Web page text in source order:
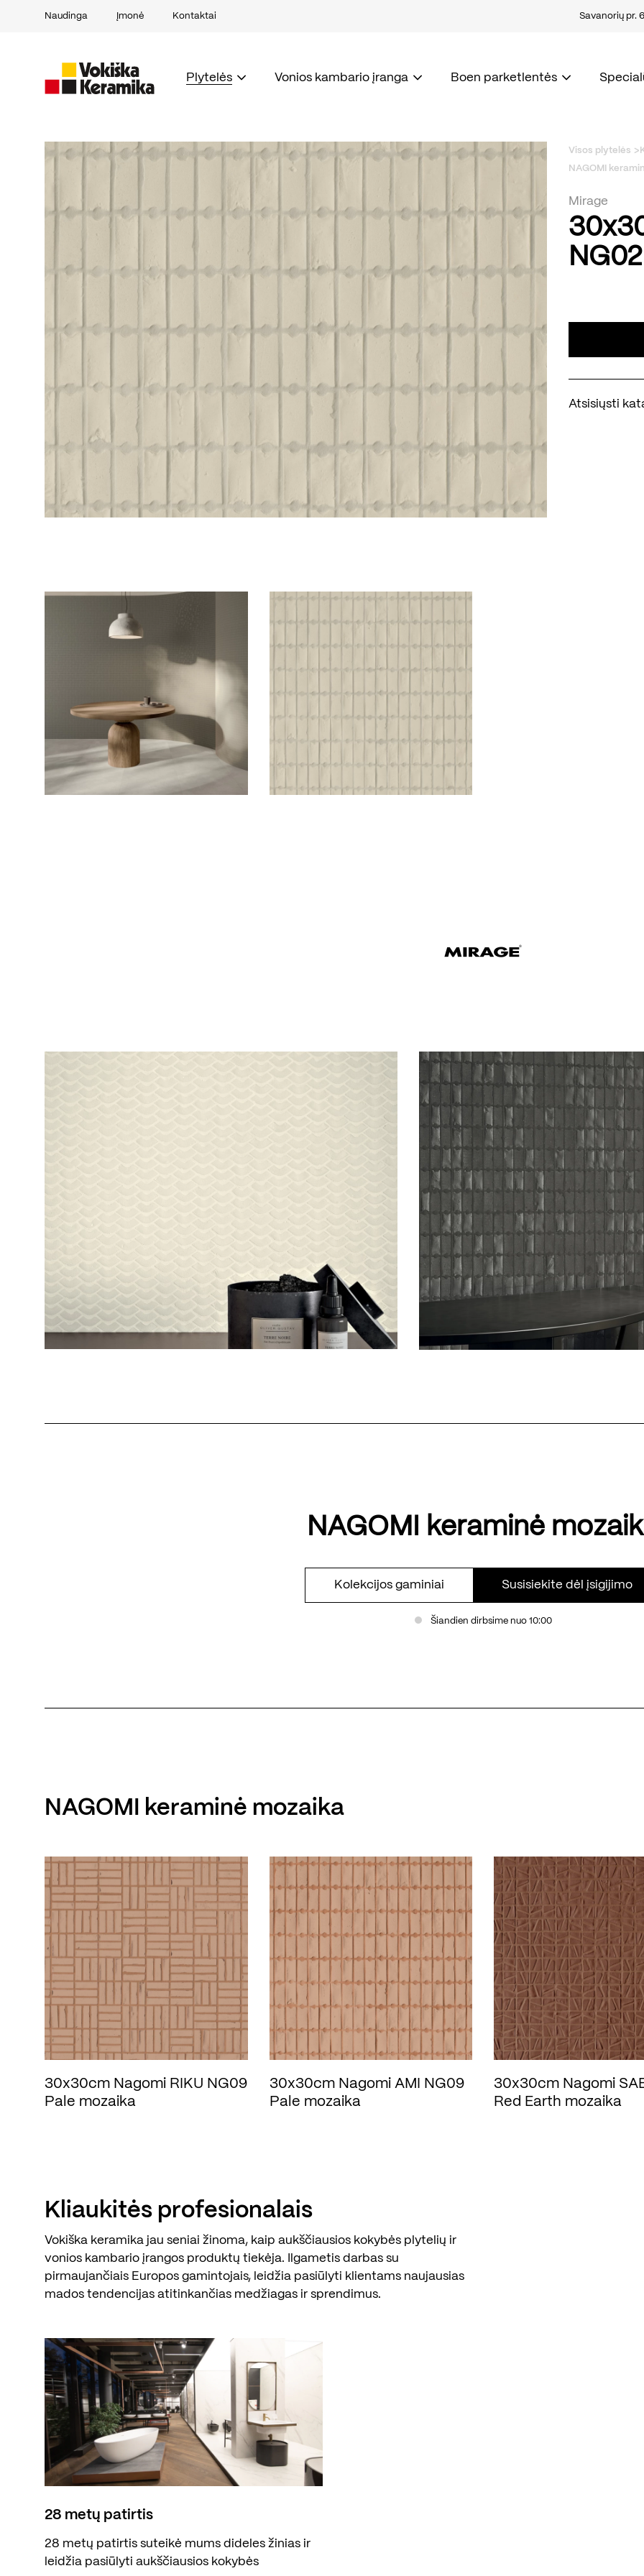
Naudinga Įmonė Kontaktai Savanorių pr.
Plytelės Vonios kambario įranga Boen parketlentės
Visos plytelės
NAGOMI
Mirage
Atsisiųsti
NAGOMI keraminė
Kolekcijos gaminiai Susisiekite dėl įsigijimo
Šiandien dirbsime nuo 10:00
NAGOMI keraminė mozaika
30x30cm Nagomi RIKU NG09
Pale mozaika
30x30cm Nagomi AMI NG09
Pale mozaika
30x30cm Nagomi
Red Earth mozaika
Kliaukitės profesionalais
Vokiška keramika jau seniai žinoma, kaip aukščiausios kokybės plytelių ir
vonios kambario įrangos produktų tiekėja. Ilgametis darbas su
pirmaujančiais Europos gamintojais, leidžia pasiūlyti klientams naujausias
mados tendencijas atitinkančias medžiagas ir sprendimus.
28 metų patirtis
28 metų patirtis suteikė mums dideles žinias ir
leidžia pasiūlyti aukščiausios kokybės